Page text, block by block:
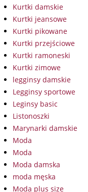
Kurtki damskie
Kurtki jeansowe
Kurtki pikowane
Kurtki przejściowe
Kurtki ramoneski
Kurtki zimowe
legginsy damskie
Legginsy sportowe
Leginsy basic
Listonoszki
Marynarki damskie
Moda
Moda
Moda damska
moda męska
Moda plus size